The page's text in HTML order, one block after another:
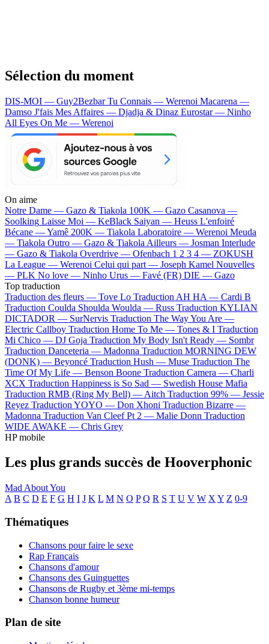
Sélection du moment
DIS-MOI — Guy2BezbarTu Connais — Werenoi Macarena —
Damso J'fais Mes Affaires — Djadja & Dinaz Eurostar — Ninho
All Eyes On Me — Werenoi
On aime
Notre Dame — Gazo & Tiakola 100K — Gazo Casanova —
Soolking Laisse Moi — KeBlack Saiyan — Heuss L'enfoiré
Bécane —Yamê 200K — Tiakola Laboratoire — Werenoi Meuda
— Tiakola Outro — Gazo & Tiakola Ailleurs — Josman Interlude
— Gazo & Tiakola Overdrive — Ofenbach 1 2 3 4 — ZOKUSH
La League — Werenoi Celui qui part — Joseph Kamel Nouvelles
— PLK No love — Ninho Urus — Favé (FR) DIE — Gazo
Top traduction
Traduction des fleurs — Tove Lo Traduction AH HA — Cardi B
Traduction Coulda Shoulda Woulda — Russ Traduction KYLIAN
DICTADOR — SurNervis Traduction The Way You Are —
Electric Callboy Traduction Home To Me — Tones & I Traduction
Mi Chico — DJ Goja Traduction My Body Isn't Ready — Sombr
Traduction Danceteria — Madonna Traduction MORNING DEW
(DONK) — Beyoncé Traduction Hush — Muse Traduction The
Time Of My Life — Benson Boone Traduction Camera — Charli
XCX Traduction Happiness is So Sad — Swedish House Mafia
Traduction RMB (Ring My Bell) — Aitch Traduction 99% — Jessie
Reyez Traduction YOYO — Don Xhoni Traduction Bizarre —
Madonna Traduction Van Cleef Pt 2 — Malie Donn Traduction
WIDE AWAKE — Chris Grey
HP mobile
Les plus grands succès de Hooverphonic
Mad About You
A B C D E F G H I J K L M N O P Q R S T U V W X Y Z 0-9
Thématiques
Chansons pour faire le sexe
Rap Français
Chansons d'amour
Chansons des Guinguettes
Chansons de Rugby et 3ème mi-temps
Chanson bonne humeur
Plan de site